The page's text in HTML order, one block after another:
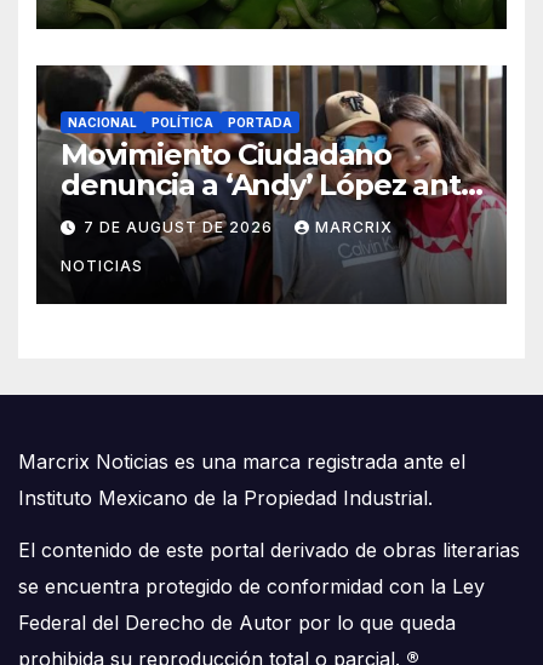
NACIONAL POLÍTICA PORTADA
Movimiento Ciudadano
denuncia a ‘Andy’ López ante
el INE por actos anticipados
de campaña
7 DE AUGUST DE 2026 MARCRIX
NOTICIAS
Marcrix Noticias es una marca registrada ante el
Instituto Mexicano de la Propiedad Industrial.
El contenido de este portal derivado de obras literarias
se encuentra protegido de conformidad con la Ley
Federal del Derecho de Autor por lo que queda
prohibida su reproducción total o parcial. ®